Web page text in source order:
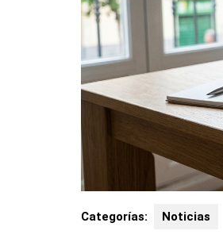
Categorías: Noticias